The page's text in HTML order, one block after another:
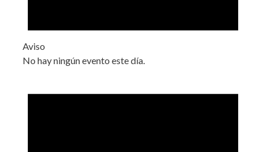
Aviso
No hay ningún evento este día.